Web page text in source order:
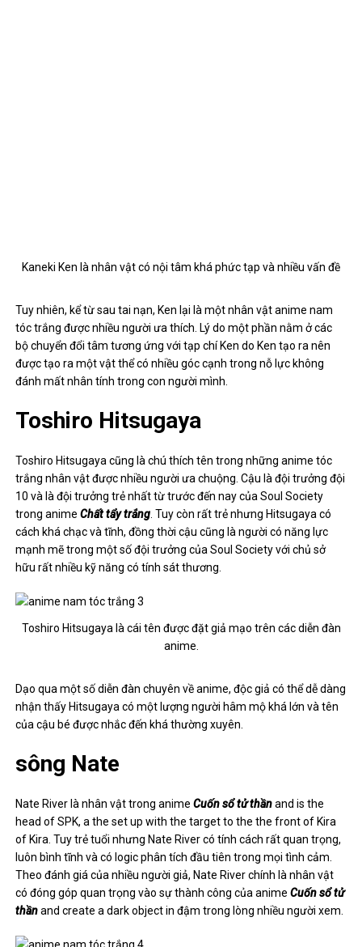
Toshiro Hitsugaya là cái tên được đặt giả mạo trên các diễn đàn
anime.
Dạo qua một số diễn đàn chuyên về anime, độc giả có thể dễ dàng
của cậu bé được nhắc đến khá thường xuyên.
sông Nate
Nate River là nhân vật trong anime Cuốn sổ tử thần
and is the
head of SPK, a the set up with the target to the the front of Kira
of Kira. Tuy trẻ tuổi nhưng Nate River có tính cách rất quan trọng,
luôn bình tĩnh và có logic phân tích đầu tiên trong mọi tình cảm.
Theo đánh giá của nhiều người giả, Nate River chính là nhân vật
thầnand create a dark object in đậm trong lòng nhiều người xem.
Gintoki Sakata
Chúng tôi sẽ kết thúc danh sách những nhân vật anime nam tóc
trắng sở hữu lượng fan đông đảo bằng cái tên Gintoki Sakata.
Gintama, hầu như không có lúc nào nhân vật này xuất hiện mà
không thấy xuất hiện những tràng cười thoải mái cho người giả.
Nếu bạn muốn biết Gintoki hài hước và buồn cười đến mức nào,
hãy thử tìm xem animeGintamangay sau khi đọc xong bài viết
này nhé…
Gintoki Sakata là nhân vật cực kỳ hài hước và thú vị…